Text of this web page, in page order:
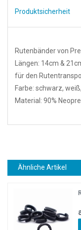
Produktsicherheit
Rutenbänder von
Längen: 14cm &
für den
Farbe: schwarz,
Material: 90%
Ähnliche Artikel